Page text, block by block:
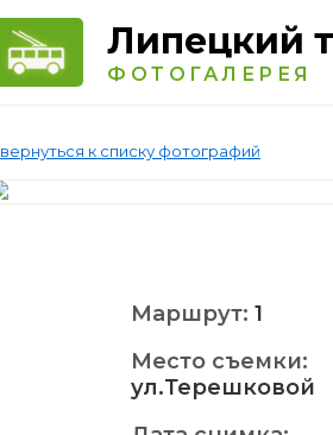
Липецкий
ФОТОГАЛЕРЕЯ
вернуться к списку фотографий
Маршрут: 1
Место съемки:
ул.Терешковой